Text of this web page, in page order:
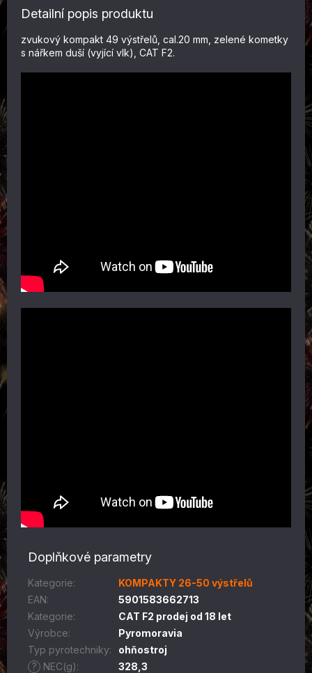
Detailní popis produktu
zvukový kompakt 49 výstřelů, cal.20 mm, zelené kometky
s nářkem duší (vyjící vlk), CAT F2.
Doplňkové parametry
Kategorie:
KOMPAKTY 26-50 výstřelů
EAN:
5901583662713
Kategorie:
CAT F2 prodej od 18 let
Výrobce:
Pyromoravia
Typ pyrotechniky:
ohňostroj
?
NEC(g):
328,3